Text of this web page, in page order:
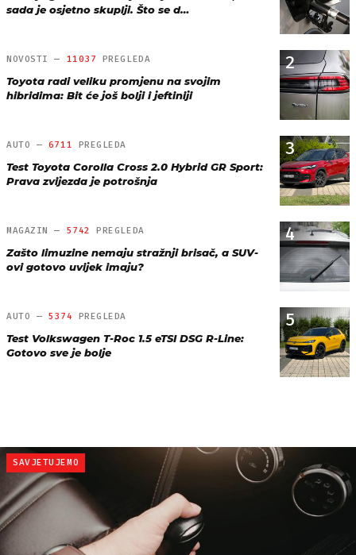
sada je osjetno skuplji. Što se d…
2
NOVOSTI — 11037 PREGLEDA
Toyota radi veliku promjenu na svojim
hibridima: Bit će još bolji i jeftiniji
3
AUTO — 6711 PREGLEDA
Test Toyota Corolla Cross 2.0 Hybrid GR Sport:
Prava zvijezda je potrošnja
4
MAGAZIN — 5742 PREGLEDA
Zašto limuzine nemaju stražnji brisač, a SUV-
ovi gotovo uvijek imaju?
5
AUTO — 5374 PREGLEDA
Test Volkswagen T-Roc 1.5 eTSI DSG R-Line:
Gotovo sve je bolje
SAVJETUJEMO